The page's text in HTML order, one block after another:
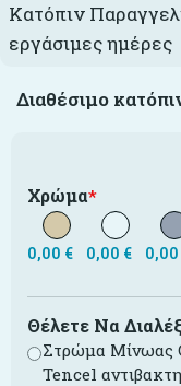
Κατόπιν
εργάσιμες ημέρες
Διαθέσιμο
*
Χρώμα
0,00 € 0,00 € 0,00
Θέλετε Να
Στρώμα Μίνωας
Tencel